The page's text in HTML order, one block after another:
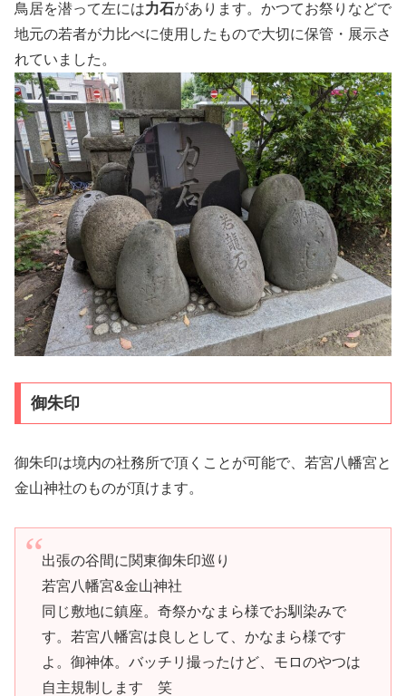
鳥居を潜って左には力石があります。かつてお祭りなどで
地元の若者が力比べに使用したもので大切に保管・展示さ
れていました。
御朱印
御朱印は境内の社務所で頂くことが可能で、若宮八幡宮と
金山神社のものが頂けます。
出張の谷間に関東御朱印巡り
若宮八幡宮&金山神社
同じ敷地に鎮座。奇祭かなまら様でお馴染みで
す。若宮八幡宮は良しとして、かなまら様です
よ。御神体。バッチリ撮ったけど、モロのやつは
自主規制します 笑